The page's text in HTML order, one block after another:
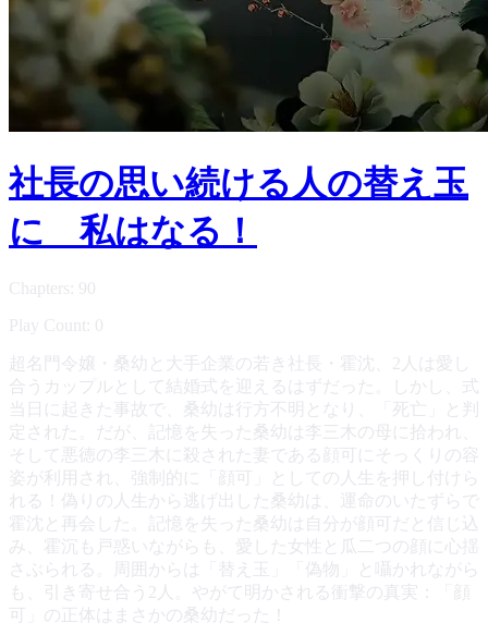
社長の思い続ける人の替え玉
に 私はなる！
Chapters: 90
Play Count: 0
超名門令嬢・桑幼と大手企業の若き社長・霍沈、2人は愛し
合うカップルとして結婚式を迎えるはずだった。しかし、式
当日に起きた事故で、桑幼は行方不明となり、「死亡」と判
定された。だが、記憶を失った桑幼は李三木の母に拾われ、
そして悪徳の李三木に殺された妻である顔可にそっくりの容
姿が利用され、強制的に「顔可」としての人生を押し付けら
れる！偽りの人生から逃げ出した桑幼は、運命のいたずらで
霍沈と再会した。記憶を失った桑幼は自分が顔可だと信じ込
み、霍沉も戸惑いながらも、愛した女性と瓜二つの顔に心揺
さぶられる。周囲からは「替え玉」「偽物」と囁かれながら
も、引き寄せ合う2人。やがて明かされる衝撃の真実：「顔
可」の正体はまさかの桑幼だった！